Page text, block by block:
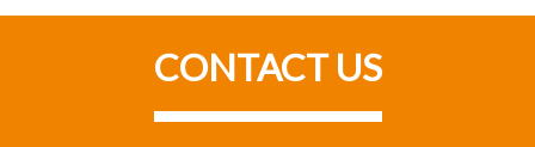
CONTACT US